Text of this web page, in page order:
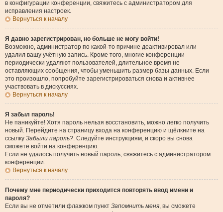
в конфигурации конференции, свяжитесь с администратором для
исправления настроек.
Вернуться к началу
Я давно зарегистрирован, но больше не могу войти!
Возможно, администратор по какой-то причине деактивировал или
удалил вашу учётную запись. Кроме того, многие конференции
периодически удаляют пользователей, длительное время не
оставляющих сообщения, чтобы уменьшить размер базы данных. Если
это произошло, попробуйте зарегистрироваться снова и активнее
участвовать в дискуссиях.
Вернуться к началу
Я забыл пароль!
Не паникуйте! Хотя пароль нельзя восстановить, можно легко получить
новый. Перейдите на страницу входа на конференцию и щёлкните на
ссылку Забыли пароль?. Следуйте инструкциям, и скоро вы снова
сможете войти на конференцию.
Если не удалось получить новый пароль, свяжитесь с администратором
конференции.
Вернуться к началу
Почему мне периодически приходится повторять ввод имени и
пароля?
Если вы не отметили флажком пункт Запомнить меня, вы сможете